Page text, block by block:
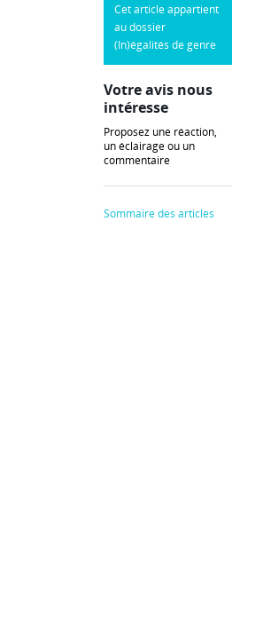
Cet article appartient
au dossier
(In)égalités de genre
Votre avis nous
intéresse
Proposez une réaction,
un éclairage ou un
commentaire
Sommaire des articles